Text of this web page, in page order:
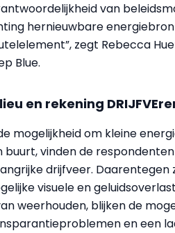
van
hernieuwbare
zegt Rebecca
Blue.
en rekening
mogelijkheid om kleine
buurt, vinden de
drijfveer. Daarentegen
visuele en
weerhouden, blijken de
en een